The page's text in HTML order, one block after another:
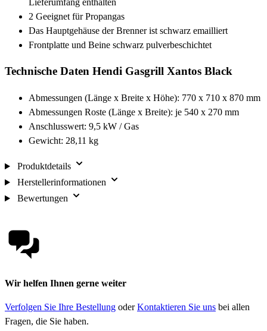
2 Geeignet für Propangas
Das Hauptgehäuse der Brenner ist schwarz emailliert
Frontplatte und Beine schwarz pulverbeschichtet
Technische Daten Hendi Gasgrill Xantos Black
Abmessungen (Länge x Breite x Höhe): 770 x 710 x 870 mm
Abmessungen Roste (Länge x Breite): je 540 x 270 mm
Anschlusswert: 9,5 kW / Gas
Gewicht: 28,11 kg
Produktdetails
Herstellerinformationen
Bewertungen
Wir helfen Ihnen gerne weiter
Verfolgen Sie Ihre Bestellung oderKontaktieren Sie uns bei allen
Fragen, die Sie haben.